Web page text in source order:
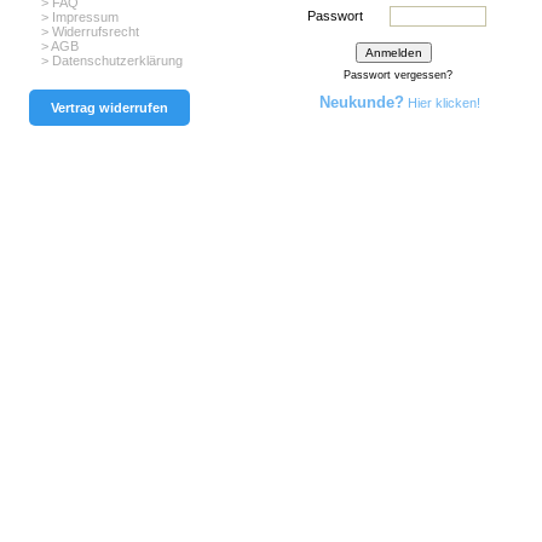
> Impressum
> Widerrufsrecht
> AGB
> Datenschutzerklärung
Vertrag widerrufen
Passwort
Passwort vergessen?
Neukunde? Hier klicken!